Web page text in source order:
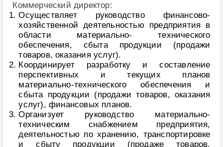
Коммерческий директор:
Осуществляет руководство финансово-
хозяйственной деятельностью предприятия в
области материально- технического
обеспечения, сбыта продукции (продажи
товаров, оказания услуг).
Координирует разработку и составление
перспективных и текущих планов
материально-технического обеспечения и
сбыта продукции (продажи товаров, оказания
услуг), финансовых планов.
Организует руководство материально-
техническим снабжением предприятия,
деятельностью по хранению, транспортировке
и сбыту продукции (продаже товаров,